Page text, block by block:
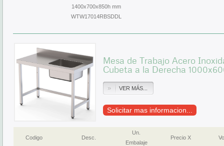
1400x700x850h mm
WTW17014RBSDDL
Mesa de Trabajo Acero
Cubeta a la Derecha
VER MÁS...
Solicitar mas informacion...
Codigo Desc.
Un.
Embalaje
Precio X